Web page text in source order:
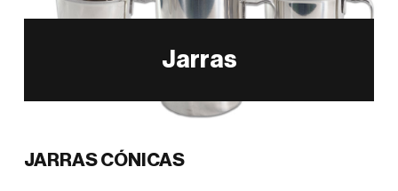
Jarras
JARRAS CÓNICAS